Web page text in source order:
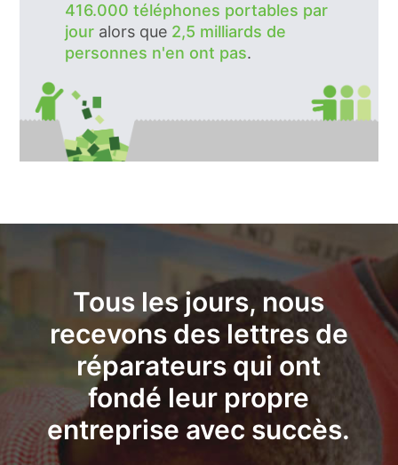
416.000 téléphones portables par
jouralors que 2,5 milliards de
personnes n'en ont pas.
Tous les jours, nous
recevons des lettres de
réparateurs qui ont
fondé leur propre
entreprise avec succès.